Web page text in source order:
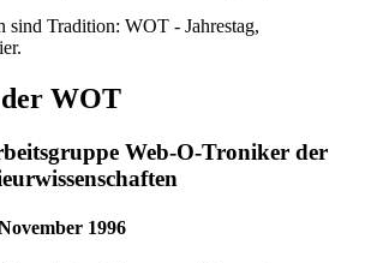
sind Tradition: WOT - Jahrestag,
WOT
Web-O-Troniker der
1996